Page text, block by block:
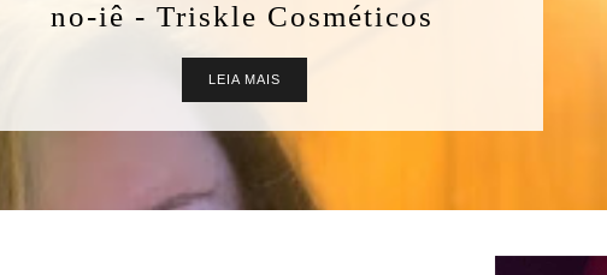
no-iê - Triskle Cosméticos
LEIA MAIS